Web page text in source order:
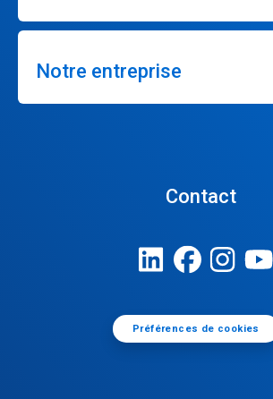
Notre entreprise
Contact
Préférences de cookies